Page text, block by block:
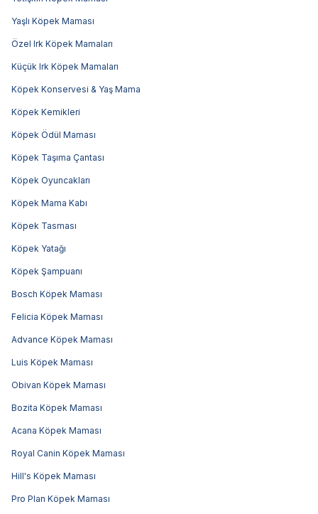
Yaşlı Köpek Maması
Özel Irk Köpek Mamaları
Küçük Irk Köpek Mamaları
Köpek Konservesi & Yaş Mama
Köpek Kemikleri
Köpek Ödül Maması
Köpek Taşıma Çantası
Köpek Oyuncakları
Köpek Mama Kabı
Köpek Tasması
Köpek Yatağı
Köpek Şampuanı
Bosch Köpek Maması
Felicia Köpek Maması
Advance Köpek Maması
Luis Köpek Maması
Obivan Köpek Maması
Bozita Köpek Maması
Acana Köpek Maması
Royal Canin Köpek Maması
Hill's Köpek Maması
Pro Plan Köpek Maması